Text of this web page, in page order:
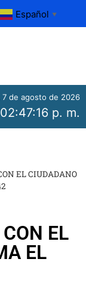
Español ▼
7 de agosto de 2026
02:47:16 p. m.
EL CIUDADANO
EL
EL